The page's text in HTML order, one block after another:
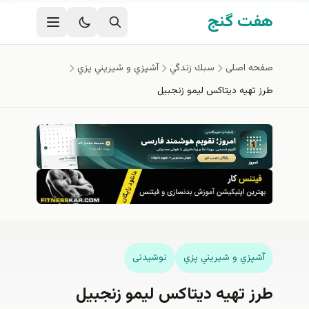
رفتن به محتوای اصلی
هفت گنج
صفحه اصلی سبك زندگي
آشپزي و شيريني پزي
طرز تهیه دیتاکس لیمو زنجبیل
آشپزي و شيريني پزي نوشیدنی
طرز تهیه دیتاکس لیمو زنجبیل